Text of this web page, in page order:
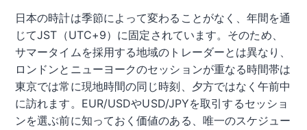
日本の時計は季節によって変わることがなく、年間を通
じてJST（UTC+9）に固定されています。そのため、
サマータイムを採用する地域のトレーダーとは異なり、
ロンドンとニューヨークのセッションが重なる時間帯は
東京では常に現地時間の同じ時刻、夕方ではなく午前中
に訪れます。EUR/USDやUSD/JPYを取引するセッショ
ンを選ぶ前に知っておく価値のある、唯一のスケジュー